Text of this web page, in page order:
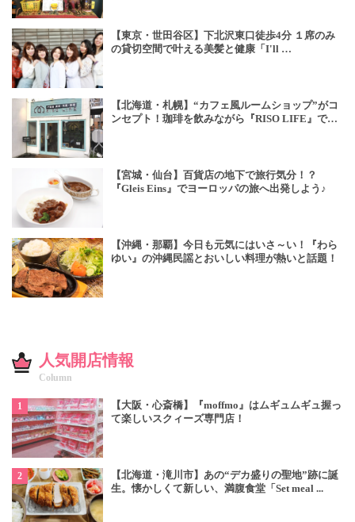
【東京・世田谷区】下北沢東口徒歩4分 １席のみ
の貸切空間で叶える美髪と健康「I'll …
【北海道・札幌】“カフェ風ルームショップ”がコ
ンセプト！珈琲を飲みながら『RISO LIFE』で…
【宮城・仙台】百貨店の地下で旅行気分！？
『Gleis Eins』でヨーロッパの旅へ出発しよう♪
【沖縄・那覇】今日も元気にはいさ～い！『わら
ゆい』の沖縄民謡とおいしい料理が熱いと話題！
人気開店情報
Column
【大阪・心斎橋】『moffmo』はムギュムギュ握っ
て楽しいスクィーズ専門店！
【北海道・滝川市】あの“デカ盛りの聖地”跡に誕
生。懐かしくて新しい、満腹食堂「Set meal ...